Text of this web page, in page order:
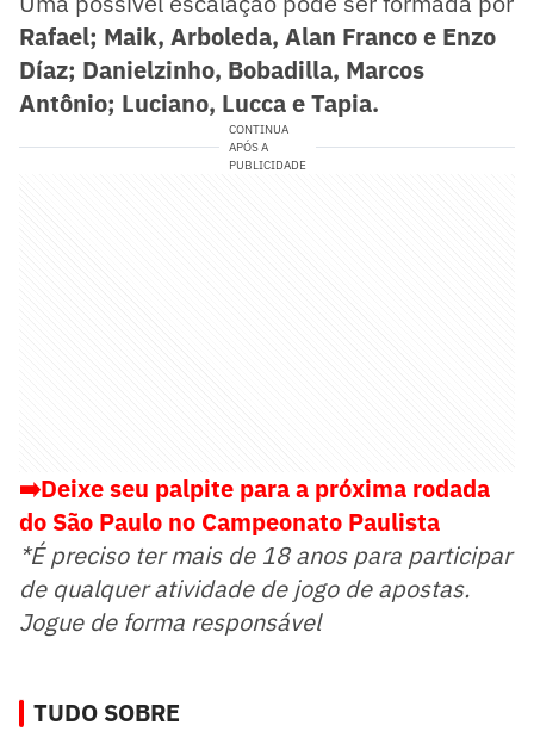
Rafael; Maik, Arboleda, Alan Franco e Enzo
Díaz; Danielzinho, Bobadilla, Marcos
Antônio; Luciano, Lucca e Tapia.
CONTINUA
APÓS A
PUBLICIDADE
➡️Deixe seu palpite para a próxima rodada
do São Paulo no Campeonato Paulista
*É preciso ter mais de 18 anos para participar
de qualquer atividade de jogo de apostas.
Jogue de forma responsável
TUDO SOBRE